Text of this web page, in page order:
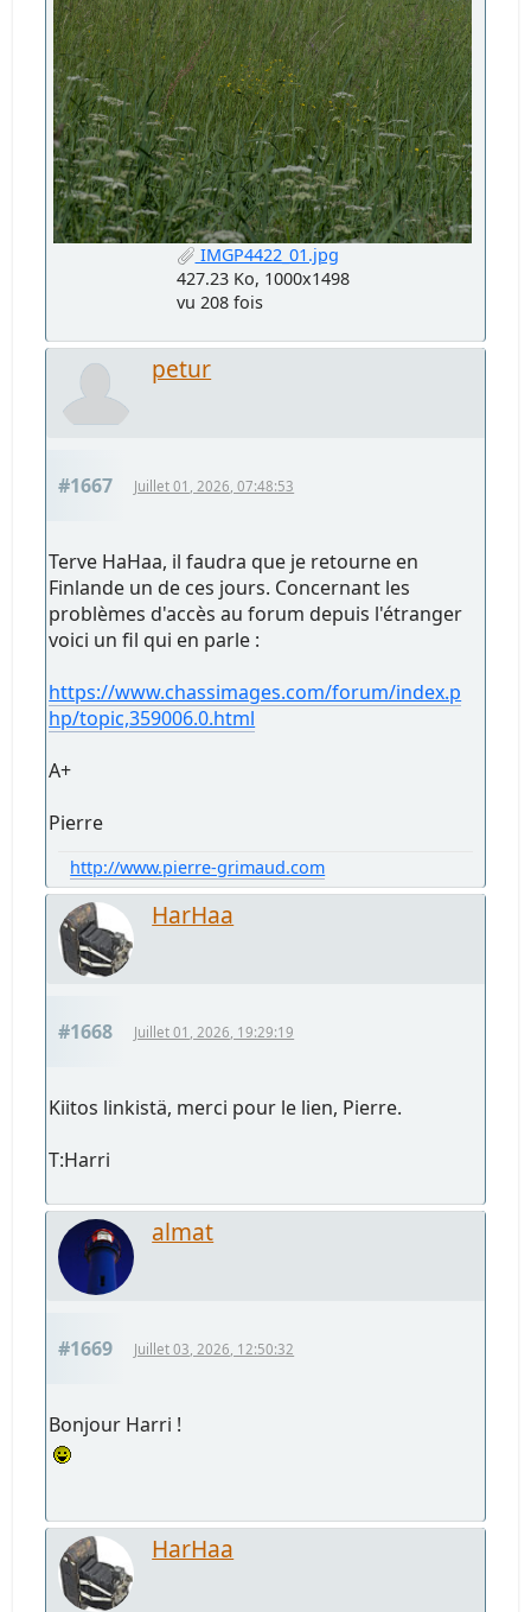
IMGP4422_01.jpg
427.23 Ko, 1000x1498
vu 208 fois
petur
#1667 Juillet 01, 2026, 07:48:53
Terve HaHaa, il faudra que je retourne en
Finlande un de ces jours. Concernant les
problèmes d'accès au forum depuis l'étranger
voici un fil qui en parle :
https://www.chassimages.com/forum/index.p
hp/topic,359006.0.html
A+
Pierre
http://www.pierre-grimaud.com
HarHaa
#1668 Juillet 01, 2026, 19:29:19
Kiitos linkistä, merci pour le lien, Pierre.
T:Harri
almat
#1669 Juillet 03, 2026, 12:50:32
Bonjour Harri !
HarHaa